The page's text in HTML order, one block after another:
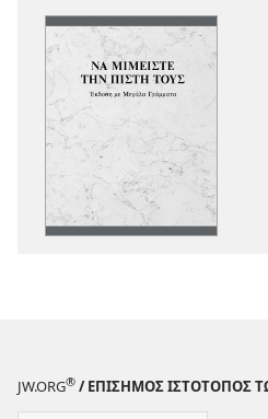
JW.ORG® / ΕΠΙΣΗΜΟΣ ΙΣΤΟΤΟΠΟΣ